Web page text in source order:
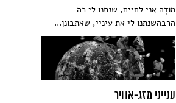
מוֹדָה אני לחיים, שנתנו לי כה
הרבהשנתנו לי את עיניי, שאתבונן...
ענייני מזג-אוויר